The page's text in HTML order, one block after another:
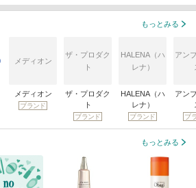
もっとみる
メディオン
メディオン
ブランド
ザ・プロダク
ト
ザ・プロダク
ト
ブランド
HALENA（ハ
レナ）
HALENA（ハ
レナ）
ブランド
アン
アン
ブ
もっとみる